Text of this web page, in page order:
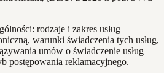
rodzaje i zakres usług
warunki świadczenia tych usług,
umów o świadczenie usług
postępowania reklamacyjnego.